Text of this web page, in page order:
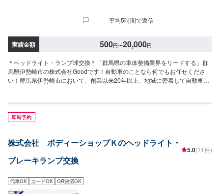
平均5時間で返信
実績金額 500円〜20,000円
＊ヘッドライト・ランプ球交換＊「群馬県の車体整備業界をリードする」群
馬県伊勢崎市の株式会社Goodです！自動車のことなら何でもお任せくださ
い！群馬県伊勢崎市において、創業以来20年以上、地域に密着して自動車の
込み可！オファーの際、使用されるパーツのお写真や詳細などをお送りくだ
さい。＊代車について＊無料の代車をご用意しています。必要の際は代車を
ご利用ください。※代車の燃料は満タンになってますので、返却の際は満タン
日】日曜日・祝祭日・当社規定カレンダー
即時予約
株式会社 ボディーショップＫのヘッドライト・
ブレーキランプ交換
5.0(11件)
代車OK カードOK QR決済OK